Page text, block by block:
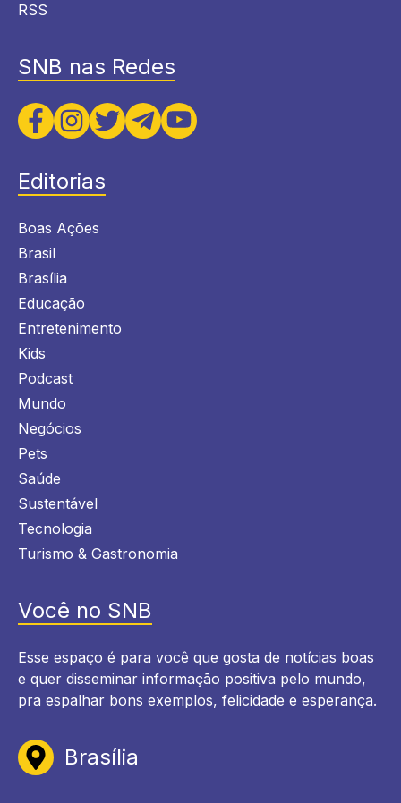
RSS
SNB nas Redes
Editorias
Boas Ações
Brasil
Brasília
Educação
Entretenimento
Kids
Podcast
Mundo
Negócios
Pets
Saúde
Sustentável
Tecnologia
Turismo & Gastronomia
Você no SNB
Esse espaço é para você que gosta de notícias boas
e quer disseminar informação positiva pelo mundo,
pra espalhar bons exemplos, felicidade e esperança.
Brasília